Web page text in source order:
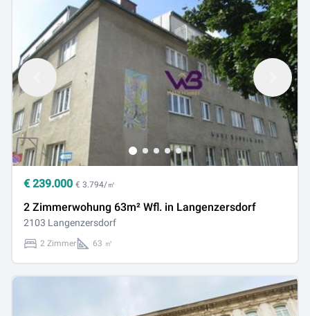
€ 239.000 € 3.794/㎡
2 Zimmerwohung 63m² Wfl. in Langenzersdorf
2103 Langenzersdorf
2 Zimmer 63 ㎡